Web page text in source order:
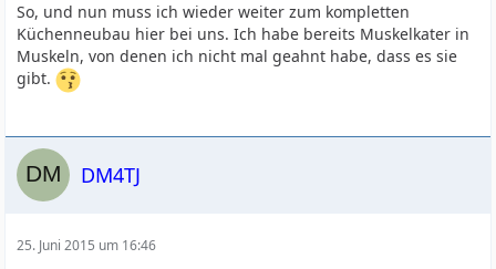
So, und nun muss ich wieder weiter zum kompletten
Küchenneubau hier bei uns. Ich habe bereits Muskelkater in
Muskeln, von denen ich nicht mal geahnt habe, dass es sie
gibt.
DM4TJ
25. Juni 2015 um 16:46